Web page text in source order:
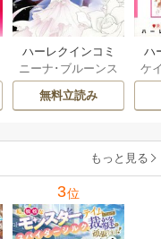
ハーレクインコミ
ックス セット 202
6年 vol.1063 1巻
ニーナ･ブルーンス
おおつきちずる
レベッカ･ヨーク
ーディ/海野みつる
サラ･ウッド/流
水凛子
無料立読み
ハ
ッ
ケ
ザ
もっと見る
3位